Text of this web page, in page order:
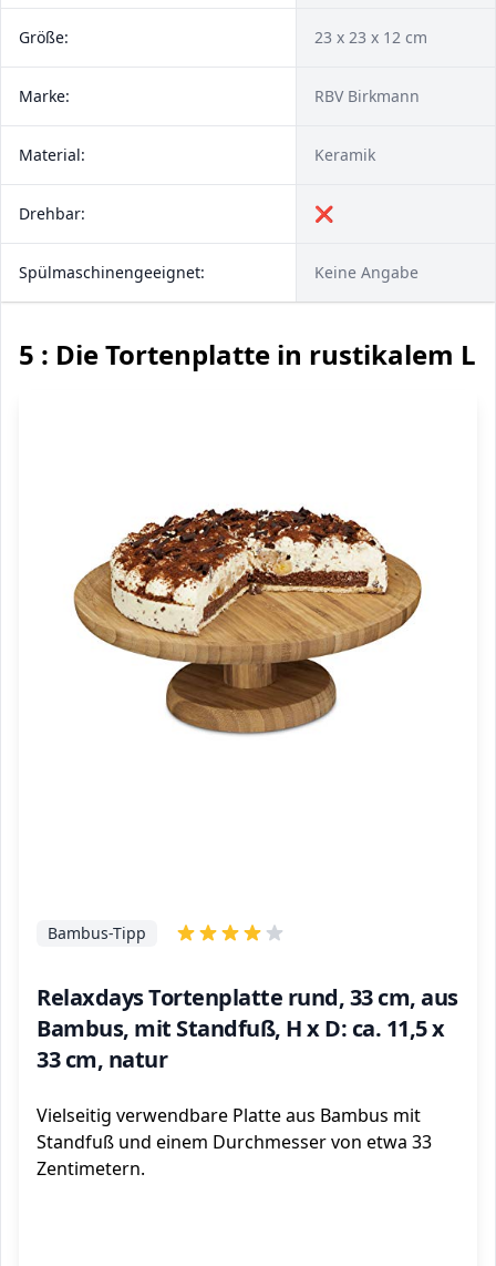
Größe: 23 x 23 x 12 cm
Marke: RBV Birkmann
Material: Keramik
Drehbar: ❌
Spülmaschinengeeignet: Keine Angabe
5 : Die Tortenplatte in rustikalem
Relaxdays Tortenplatte rund, 33 cm, aus
Bambus, mit Standfuß, H x D: ca. 11,5 x
33 cm, natur
Bambus-Tipp
Vielseitig verwendbare Platte aus Bambus mit
Standfuß und einem Durchmesser von etwa 33
Zentimetern.